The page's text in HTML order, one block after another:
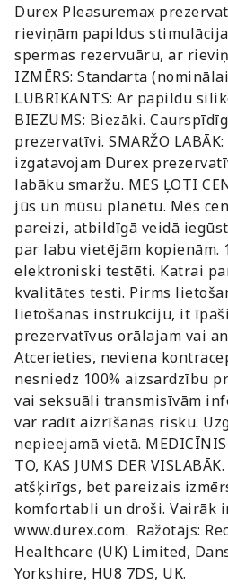
Durex Pleasuremax
rieviņām papildus
spermas rezervuāru, ar
IZMĒRS: Standarta
LUBRIKANTS: Ar papildu
BIEZUMS: Biezāki.
prezervatīvi. SMARŽO
izgatavojam Durex
labāku smaržu. MES ĻOTI
jūs un mūsu planētu. Mēs
pareizi, atbildīgā veidā
par labu vietējām kopienām.
elektroniski testēti. Katrai
kvalitātes testi. Pirms
lietošanas instrukciju, it
prezervatīvus orālajam vai
Atcerieties, neviena
nesniedz 100% aizsardzību
vai seksuāli transmisīvām
var radīt aizrīšanās risku.
nepieejamā vietā.
TO, KAS JUMS DER
atšķirīgs, bet pareizais
komfortabli un droši. Vairāk
www.durex.com. Ražotājs:
Healthcare (UK) Limited,
Yorkshire, HU8 7DS, UK.